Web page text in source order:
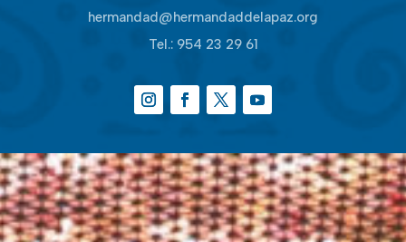
hermandad@hermandaddelapaz.org
Tel.: 954 23 29 61